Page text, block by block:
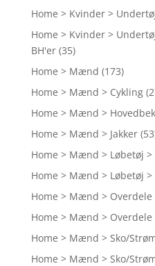
Home > Kvinder >
Home > Kvinder >
BH'er (35)
Home > Mænd (173)
Home > Mænd > Cykling
Home > Mænd >
Home > Mænd > Jakker
Home > Mænd > Løbetøj >
Home > Mænd > Løbetøj
Home > Mænd >
Home > Mænd >
Home > Mænd > Sko/
Home > Mænd > Sko/